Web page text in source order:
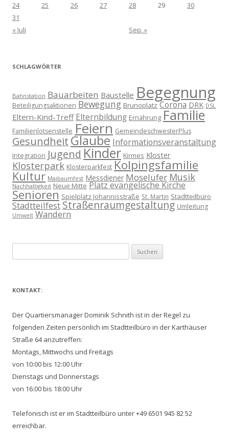
24
25 26 27 28 29
30
31
« Juli
Sep. »
SCHLAGWÖRTER
Bahnstation Bauarbeiten Baustelle Begegnung
Beteiligungsaktionen Bewegung Brunoplatz Corona DRK DSL
Eltern-Kind-Treff Elternbildung Ernährung Familie
Familienlotsenstelle Feiern GemeindeschwesterPlus
Gesundheit Glaube Informationsveranstaltung
Integration Jugend Kinder Kirmes Kloster
Klosterpark Klosterparkfest Kolpingsfamilie
Kultur Maibaumfest Messdiener Moselufer Musik
Nachhaltigkeit Neue Mitte Platz evangelische Kirche
Senioren Spielplatz Johannisstraße St. Martin Stadtteilbüro
Stadtteilfest Straßenraumgestaltung Umleitung
Umwelt Wandern
nach:
KONTAKT:
Der Quartiersmanager Dominik Schnith ist in der Regel zu
folgenden Zeiten persönlich im Stadtteilbüro in der Karthäuser
Straße 64 anzutreffen:
Montags, Mittwochs und Freitags
von 10:00 bis 12:00 Uhr
Dienstags und Donnerstags
von 16:00 bis 18:00 Uhr
Telefonisch ist er im Stadtteilbüro unter +49 6501 945 82 52
erreichbar.